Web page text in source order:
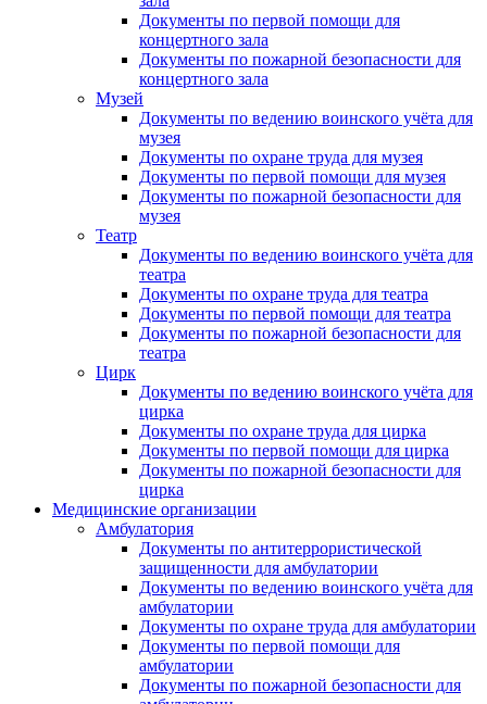
Документы по первой помощи для
концертного зала
Документы по пожарной безопасности для
концертного зала
Музей
Документы по ведению воинского учёта для
музея
Документы по охране труда для музея
Документы по первой помощи для музея
Документы по пожарной безопасности для
музея
Театр
Документы по ведению воинского учёта для
театра
Документы по охране труда для театра
Документы по первой помощи для театра
Документы по пожарной безопасности для
театра
Цирк
Документы по ведению воинского учёта для
цирка
Документы по охране труда для цирка
Документы по первой помощи для цирка
Документы по пожарной безопасности для
цирка
Медицинские организации
Амбулатория
Документы по антитеррористической
защищенности для амбулатории
Документы по ведению воинского учёта для
амбулатории
Документы по охране труда для амбулатории
Документы по первой помощи для
амбулатории
Документы по пожарной безопасности для